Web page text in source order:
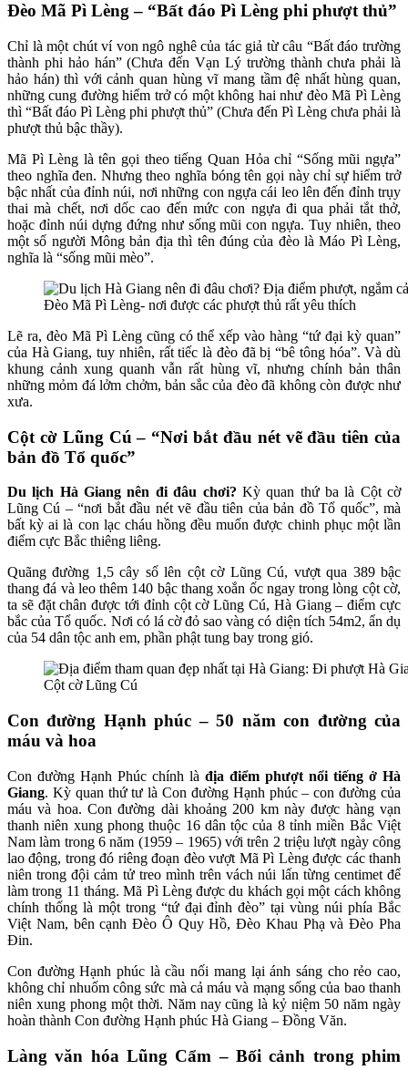
Đèo Mã Pì Lèng – “Bất đáo Pì Lèng phi phượt thủ”
Chỉ là một chút ví von ngô nghê của tác giả từ câu “Bất đáo trường
thành phi hảo hán” (Chưa đến Vạn Lý trường thành chưa phải là
hảo hán) thì với cảnh quan hùng vĩ mang tầm đệ nhất hùng quan,
những cung đường hiểm trở có một không hai như đèo Mã Pì Lèng
thì “Bất đáo Pì Lèng phi phượt thủ” (Chưa đến Pì Lèng chưa phải là
phượt thủ bậc thầy).
Mã Pì Lèng là tên gọi theo tiếng Quan Hỏa chỉ “Sống mũi ngựa”
theo nghĩa đen. Nhưng theo nghĩa bóng tên gọi này chỉ sự hiểm trở
bậc nhất của đỉnh núi, nơi những con ngựa cái leo lên đến đỉnh trụy
thai mà chết, nơi dốc cao đến mức con ngựa đi qua phải tắt thở,
hoặc đỉnh núi dựng đứng như sống mũi con ngựa. Tuy nhiên, theo
một số người Mông bản địa thì tên đúng của đèo là Máo Pì Lèng,
nghĩa là “sống mũi mèo”.
Đèo Mã Pì Lèng- nơi được các phượt thủ rất yêu thích
Lẽ ra, đèo Mã Pì Lèng cũng có thể xếp vào hàng “tứ đại kỳ quan”
của Hà Giang, tuy nhiên, rất tiếc là đèo đã bị “bê tông hóa”. Và dù
khung cảnh xung quanh vẫn rất hùng vĩ, nhưng chính bản thân
những mỏm đá lởm chởm, bản sắc của đèo đã không còn được như
xưa.
Cột cờ Lũng Cú – “Nơi bắt đầu nét vẽ đầu tiên của
bản đồ Tổ quốc”
Du lịch Hà Giang nên đi đâu chơi? Kỳ quan thứ ba là Cột cờ
Lũng Cú – “nơi bắt đầu nét vẽ đầu tiên của bản đồ Tổ quốc”, mà
bất kỳ ai là con lạc cháu hồng đều muốn được chinh phục một lần
điểm cực Bắc thiêng liêng.
Quãng đường 1,5 cây số lên cột cờ Lũng Cú, vượt qua 389 bậc
thang đá và leo thêm 140 bậc thang xoắn ốc ngay trong lòng cột cờ,
ta sẽ đặt chân được tới đỉnh cột cờ Lũng Cú, Hà Giang – điểm cực
bắc của Tổ quốc. Nơi có lá cờ đỏ sao vàng có diện tích 54m2, ẩn dụ
của 54 dân tộc anh em, phần phật tung bay trong gió.
Cột cờ Lũng Cú
Con đường Hạnh phúc – 50 năm con đường của
máu và hoa
Con đường Hạnh Phúc chính là địa điểm phượt nổi tiếng ở Hà
Giang. Kỳ quan thứ tư là Con đường Hạnh phúc – con đường của
máu và hoa. Con đường dài khoảng 200 km này được hàng vạn
thanh niên xung phong thuộc 16 dân tộc của 8 tỉnh miền Bắc Việt
Nam làm trong 6 năm (1959 – 1965) với trên 2 triệu lượt ngày công
lao động, trong đó riêng đoạn đèo vượt Mã Pì Lèng được các thanh
niên trong đội cảm tử treo mình trên vách núi lấn từng centimet để
làm trong 11 tháng. Mã Pì Lèng được du khách gọi một cách không
chính thống là một trong “tứ đại đỉnh đèo” tại vùng núi phía Bắc
Việt Nam, bên cạnh Đèo Ô Quy Hồ, Đèo Khau Phạ và Đèo Pha
Đin.
Con đường Hạnh phúc là cầu nối mang lại ánh sáng cho rẻo cao,
không chỉ nhuốm công sức mà cả máu và mạng sống của bao thanh
niên xung phong một thời. Năm nay cũng là kỷ niệm 50 năm ngày
hoàn thành Con đường Hạnh phúc Hà Giang – Đồng Văn.
Làng văn hóa Lũng Cẩm – Bối cảnh trong phim